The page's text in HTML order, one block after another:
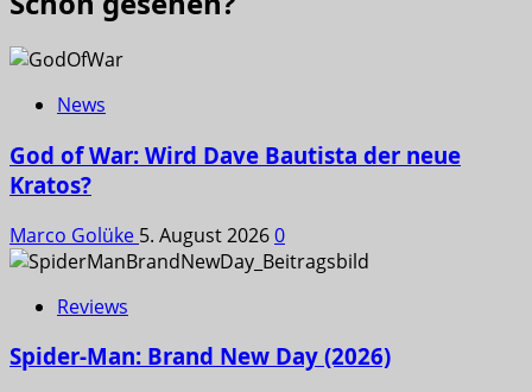
News
God of War: Wird Dave Bautista der neue
Kratos?
Marco Golüke 5. August 20260
Reviews
Spider-Man: Brand New Day (2026)